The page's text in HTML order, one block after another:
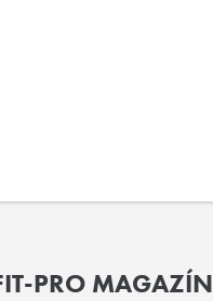
PRO MAGAZÍN